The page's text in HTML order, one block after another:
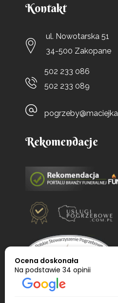
Kontakt
ul. Nowotarska 51
34-500 Zakopane
502 233 086
502 233 089
Rekomendacje
Ocena doskonała
Na podstawie 34 opinii